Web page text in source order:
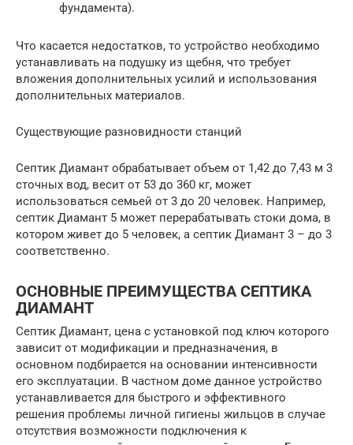
фундамента).
Что касается недостатков, то устройство необходимо
устанавливать на подушку из щебня, что требует
вложения дополнительных усилий и использования
дополнительных материалов.
Существующие разновидности станций
Септик Диамант обрабатывает объем от 1,42 до 7,43 м 3
сточных вод, весит от 53 до 360 кг, может
использоваться семьей от 3 до 20 человек. Например,
септик Диамант 5 может перерабатывать стоки дома, в
котором живет до 5 человек, а септик Диамант 3 – до 3
соответственно.
ОСНОВНЫЕ ПРЕИМУЩЕСТВА СЕПТИКА
ДИАМАНТ
Септик Диамант, цена с установкой под ключ которого
зависит от модификации и предназначения, в
основном подбирается на основании интенсивности
его эксплуатации. В частном доме данное устройство
устанавливается для быстрого и эффективного
решения проблемы личной гигиены жильцов в случае
отсутствия возможности подключения к